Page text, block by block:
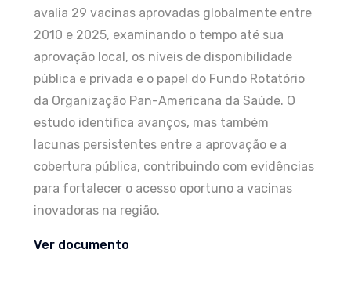
avalia 29 vacinas aprovadas globalmente entre
2010 e 2025, examinando o tempo até sua
aprovação local, os níveis de disponibilidade
pública e privada e o papel do Fundo Rotatório
da Organização Pan-Americana da Saúde. O
estudo identifica avanços, mas também
lacunas persistentes entre a aprovação e a
cobertura pública, contribuindo com evidências
para fortalecer o acesso oportuno a vacinas
inovadoras na região.
Ver documento